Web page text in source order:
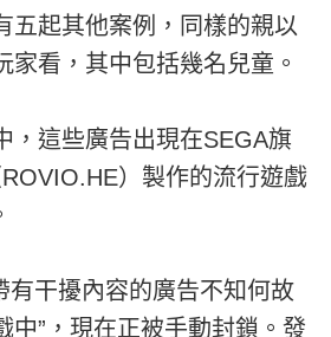
五起其他案例，同樣的親以
家看，其中包括幾名兒童。
，這些廣告出現在SEGA旗
）製作的流行遊戲
有干擾內容的廣告不知何故
中”，現在正被手動封鎖。發